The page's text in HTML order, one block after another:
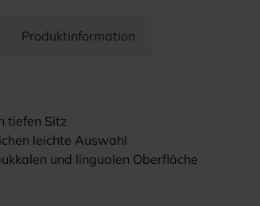
Produktinformation
tiefen Sitz
leichte Auswahl
und lingualen Oberfläche